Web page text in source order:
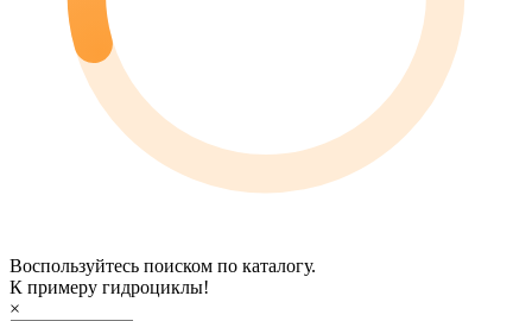
Воспользуйтесь поиском по каталогу.
К примеру гидроциклы!
×